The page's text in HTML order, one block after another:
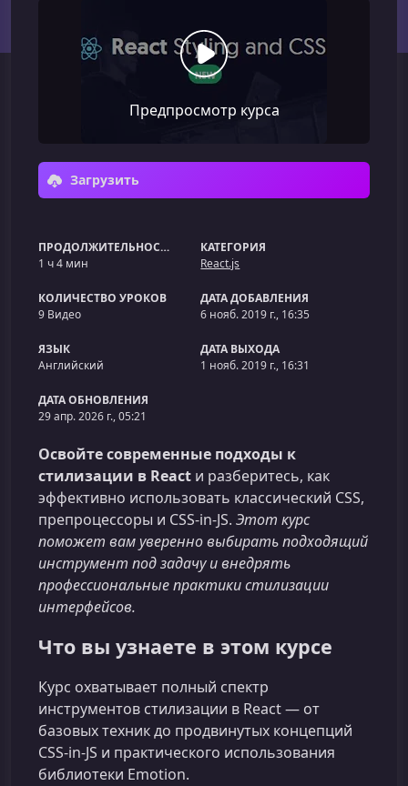
Предпросмотр курса
Загрузить
ПРОДОЛЖИТЕЛЬНОСТЬ
1 ч 4 мин
КАТЕГОРИЯ
React.js
КОЛИЧЕСТВО УРОКОВ
9 Видео
ДАТА ДОБАВЛЕНИЯ
6 нояб. 2019 г., 16:35
ЯЗЫК
Английский
ДАТА ВЫХОДА
1 нояб. 2019 г., 16:31
ДАТА ОБНОВЛЕНИЯ
29 апр. 2026 г., 05:21
Освойте современные подходы к
стилизации в React и разберитесь, как
эффективно использовать классический CSS,
препроцессоры и CSS‑in‑JS. Этот курс
поможет вам уверенно выбирать подходящий
инструмент под задачу и внедрять
профессиональные практики стилизации
интерфейсов.
Что вы узнаете в этом курсе
Курс охватывает полный спектр
инструментов стилизации в React — от
базовых техник до продвинутых концепций
CSS-in-JS и практического использования
библиотеки Emotion.